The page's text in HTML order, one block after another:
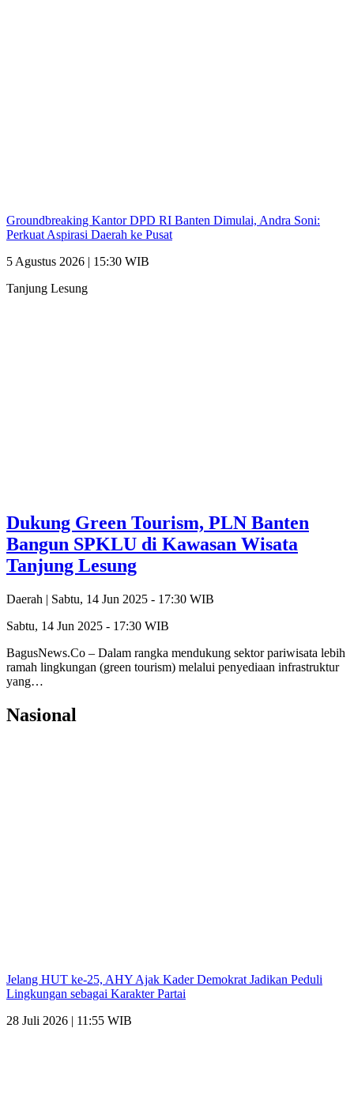
Groundbreaking Kantor DPD RI Banten Dimulai, Andra Soni:
Perkuat Aspirasi Daerah ke Pusat
5 Agustus 2026 | 15:30 WIB
Tanjung Lesung
Dukung Green Tourism, PLN Banten
Bangun SPKLU di Kawasan Wisata
Tanjung Lesung
Daerah | Sabtu, 14 Jun 2025 - 17:30 WIB
Sabtu, 14 Jun 2025 - 17:30 WIB
BagusNews.Co – Dalam rangka mendukung sektor pariwisata lebih
ramah lingkungan (green tourism) melalui penyediaan infrastruktur
yang…
Nasional
Jelang HUT ke-25, AHY Ajak Kader Demokrat Jadikan Peduli
Lingkungan sebagai Karakter Partai
28 Juli 2026 | 11:55 WIB